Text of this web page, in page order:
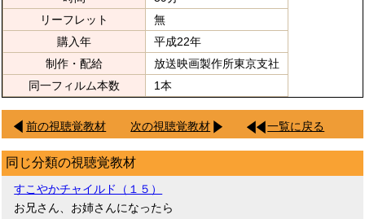
リーフレット
無
購入年
平成22年
制作・配給
放送映画製作所東京支社
同一フィルム本数
1本
前の視聴覚教材 次の視聴覚教材 一覧に戻る
同じ分類の視聴覚教材
すこやかチャイルド（１５）
お兄さん、お姉さんになったら